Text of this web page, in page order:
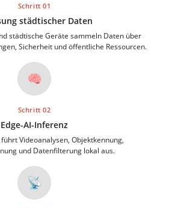
Schritt 01
städtischer Daten
städtische Geräte sammeln Daten über
Sicherheit und öffentliche Ressourcen.
🧠
Schritt 02
Edge-AI-Inferenz
Videoanalysen, Objektkennung,
und Datenfilterung lokal aus.
📡